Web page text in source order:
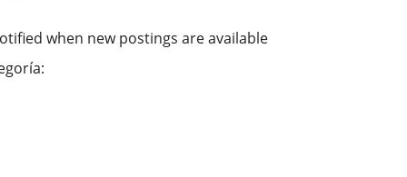
when new postings are available